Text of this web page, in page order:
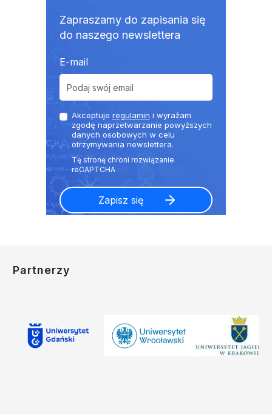
Zapraszamy do zapisania się
do naszego newslettera
E-mail
Akceptuje regulamin i wyrażam
zgodę naprzetwarzanie powyższych
danych osobowych w celu
otrzymywania newslettera.
Partnerzy